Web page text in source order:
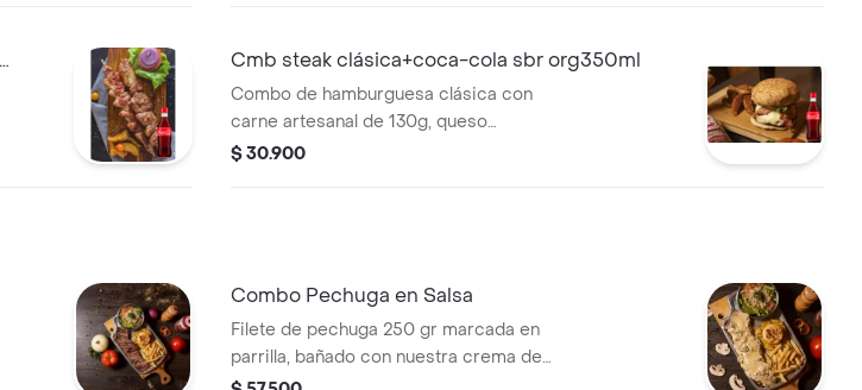
Cmb steak clásica+coca-cola sbr org350ml
Combo de hamburguesa clásica con
carne artesanal de 130g, queso
mozzarella, tocineta ahumada y Coca-
$ 30.900
Combo Pechuga en Salsa
Filete de pechuga 250 gr marcada en
parrilla, bañado con nuestra crema de
champiñón salteada y guarnición a elegir